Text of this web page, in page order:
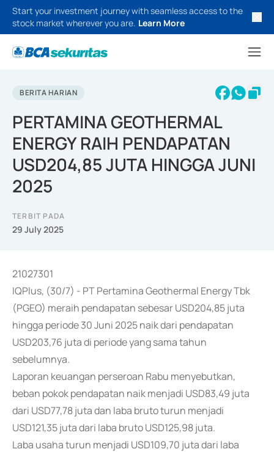
Start your investment journey with seamless access to the
stock market wherever you are. Learn More
BERITA HARIAN
PERTAMINA GEOTHERMAL
ENERGY RAIH PENDAPATAN
USD204,85 JUTA HINGGA JUNI
2025
TERBIT PADA
29 July 2025
21027301
IQPlus, (30/7) - PT Pertamina Geothermal Energy Tbk
(PGEO) meraih pendapatan sebesar USD204,85 juta
hingga periode 30 Juni 2025 naik dari pendapatan
USD203,76 juta di periode yang sama tahun
sebelumnya.
Laporan keuangan perseroan Rabu menyebutkan,
beban pokok pendapatan naik menjadi USD83,49 juta
dari USD77,78 juta dan laba bruto turun menjadi
USD121,35 juta dari laba bruto USD125,98 juta.
Laba usaha turun menjadi USD109,70 juta dari laba